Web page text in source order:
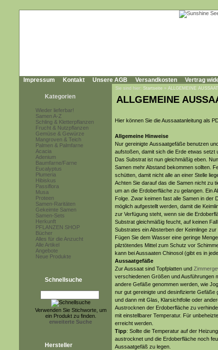
Impressum Kontakt Unsere AGB Versandkosten Vertrag
Kategorien
Wieder lieferbar!
Samen A-Z
Schling & Kletterpflanzen
Frucht & Nutzpflanzen
Gemüse & Gewürze
Mangroven & Teich
Palmen & Palmfarne
Acacia
Adenium
Baumfarne/Farne
Eucalyptus
Plumeria
Hibiskus
Passiflora
Musa
Proteen
Samen-Raritäten
Gekeimte Samen
Samen-Sets
Herkunft
PFLANZEN SHOP
Bücher
Alles für die Anzucht
Alle Artikel
Angebote
Neue Produkte
Schnellsuche
Verwenden Sie Stichworte, um
ein Produkt zu finden.
erweiterte Suche
Hersteller
Sie sind hier: Startseite » ALLGEMEINE
ALLGEMEINE
Hier können Sie die Aussaatanleitung als
Allgemeine Hinweise
Nur gereinigte Aussaatgefäße benutzen
aufstoßen, damit sich die Erde etwas setzt
Das Substrat ist nun gleichmäßig eben.
Samen mehr Abstand bekommen sollten.
schütten, damit nicht alle an einer Stelle
Achten Sie darauf das die Samen nicht zu
um an die Erdoberfläche zu gelangen. Ein
Folge. Zwar keimen fast alle Samen in der
möglich aufgestellt werden, damit die
zur Verfügung steht, wenn sie die
Substrat gleichmäßig feucht, auf keinen
Substrates ein Absterben der Keimlinge
Fügen Sie dem Wasser eine geringe
pilztötendes Mittel zum Schutz vor
kann bei Aussaaten Chinosol (gibt es in
Aussaatgefäße
Zur Aussaat sind Topfplatten und
verschiedenen Größen und Ausführungen
andere Gefäße genommen werden, wie
nur gut gereinigte und desinfizierte Gefäße
und dann mit Glas, Klarsichtfolie oder
Austrocknen der Erdoberfläche zu
mit einstellbarer Temperatur. Für
erreicht werden.
Tipp: Sollte die Temperatur auf der
austrocknet und die Erdoberfläche noch
Aussaatgefäß zu legen.